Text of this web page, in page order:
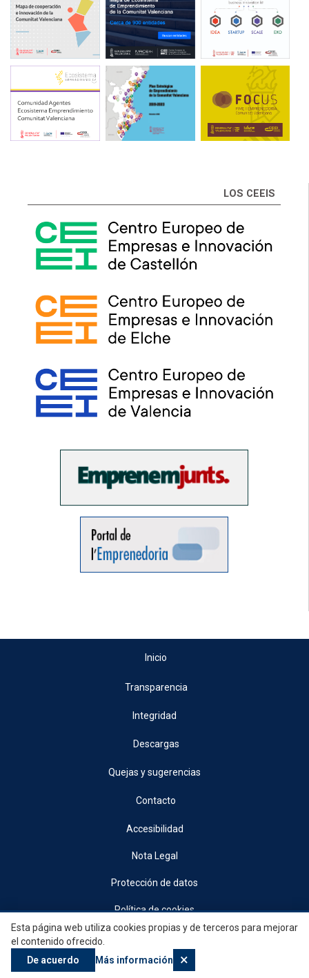
LOS CEEIS
Inicio
Transparencia
Integridad
Descargas
Quejas y sugerencias
Contacto
Accesibilidad
Nota Legal
Protección de datos
Política de cookies
© 2026, Generalitat • Conselleria d’Indústria, Turisme, Innovació i Comerç •
Institut Valencià de Competitivitat Empresarial
Esta página web utiliza cookies propias y de terceros para mejorar
el contenido ofrecido.
De acuerdo
Más información ×